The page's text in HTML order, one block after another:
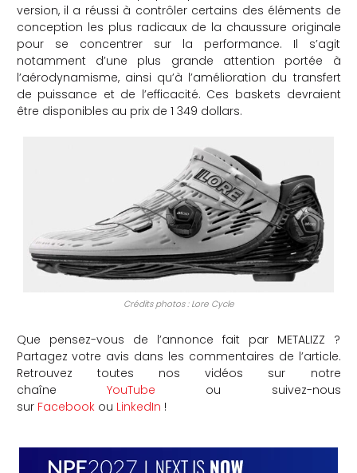
version, il a réussi à contrôler certains des éléments de
conception les plus radicaux de la chaussure originale
pour se concentrer sur la performance. Il s’agit
notamment d’une plus grande attention portée à
l’aérodynamisme, ainsi qu’à l’amélioration du transfert
de puissance et de l’efficacité. Ces baskets devraient
être disponibles au prix de 1 349 dollars.
Crédits photos : Lore Cycle
Que pensez-vous de l’annonce fait par METALIZZ ?
Partagez votre avis dans les commentaires de l’article.
Retrouvez toutes nos vidéos sur notre
chaîne YouTube ou suivez-nous
sur Facebookou LinkedIn !